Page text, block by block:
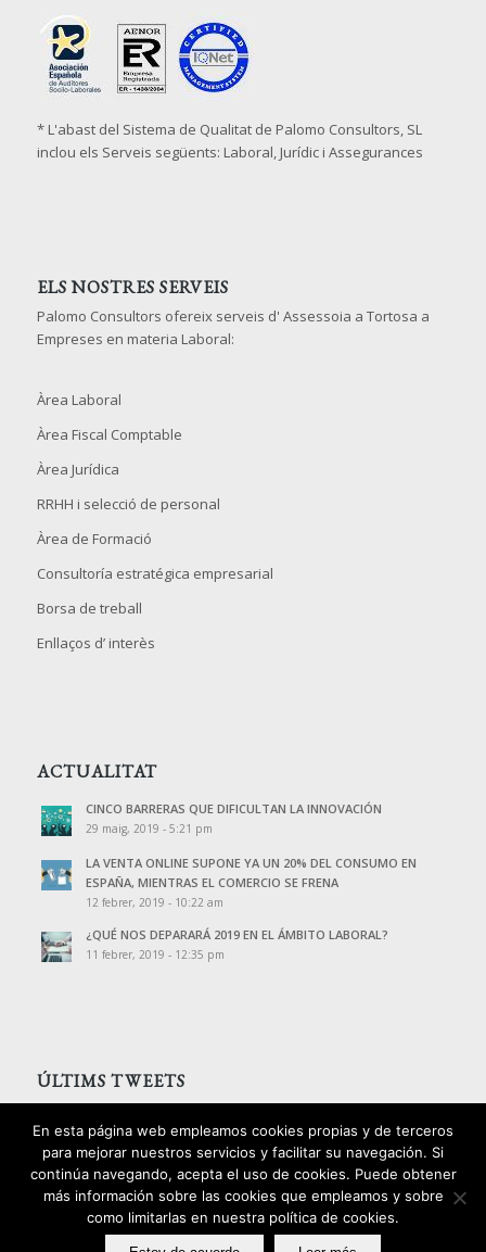
* L'abast del Sistema de Qualitat de Palomo Consultors, SL
inclou els Serveis següents: Laboral, Jurídic i Assegurances
ELS NOSTRES SERVEIS
Palomo Consultors ofereix serveis d' Assessoia a Tortosa a
Empreses en materia Laboral:
Àrea Laboral
Àrea Fiscal Comptable
Àrea Jurídica
RRHH i selecció de personal
Àrea de Formació
Consultoría estratégica empresarial
Borsa de treball
Enllaços d’ interès
ACTUALITAT
CINCO BARRERAS QUE DIFICULTAN LA INNOVACIÓN
29 maig, 2019 - 5:21 pm
LA VENTA ONLINE SUPONE YA UN 20% DEL CONSUMO EN
ESPAÑA, MIENTRAS EL COMERCIO SE FRENA
12 febrer, 2019 - 10:22 am
¿QUÉ NOS DEPARARÁ 2019 EN EL ÁMBITO LABORAL?
11 febrer, 2019 - 12:35 pm
ÚLTIMS TWEETS
Tweets de @PalomoAssessors
2016 © Copyright - Palomo Consultors
En esta página web empleamos cookies propias y de terceros
para mejorar nuestros servicios y facilitar su navegación. Si
continúa navegando, acepta el uso de cookies. Puede obtener
más información sobre las cookies que empleamos y sobre
como limitarlas en nuestra política de cookies.